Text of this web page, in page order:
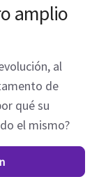
amplio
al
de
qué su
el mismo?